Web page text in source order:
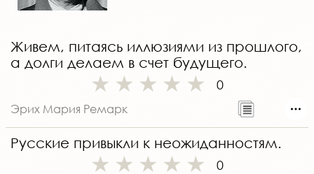
Живем, питаясь иллюзиями из прошлого,
а долги делаем в счет будущего.
0
Эрих Мария Ремарк
Русские привыкли к неожиданностям.
0